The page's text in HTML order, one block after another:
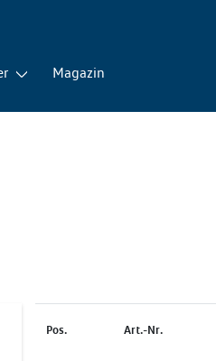
Magazin
Pos. Art.-Nr.